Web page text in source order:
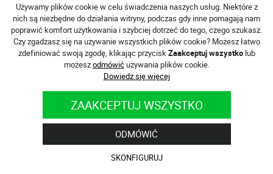
Używamy plików cookie w celu świadczenia naszych usług. Niektóre z
nich są niezbędne do działania witryny, podczas gdy inne pomagają nam
poprawić komfort użytkowania i szybciej dotrzeć do tego, czego szukasz.
Czy zgadzasz się na używanie wszystkich plików cookie? Możesz łatwo
zdefiniować swoją zgodę, klikając przyciskZaakceptuj wszystkolub
możeszodmówićużywania plików cookie.
Dowiedz się więcej
ZAAKCEPTUJ WSZYSTKO
ODMÓWIĆ
SKONFIGURUJ
KOMBINEZONIE 4SR